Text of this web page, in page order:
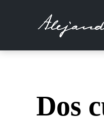
Dos